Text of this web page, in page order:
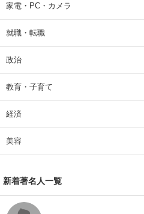
家電・PC・カメラ
就職・転職
政治
教育・子育て
経済
美容
新着著名人一覧